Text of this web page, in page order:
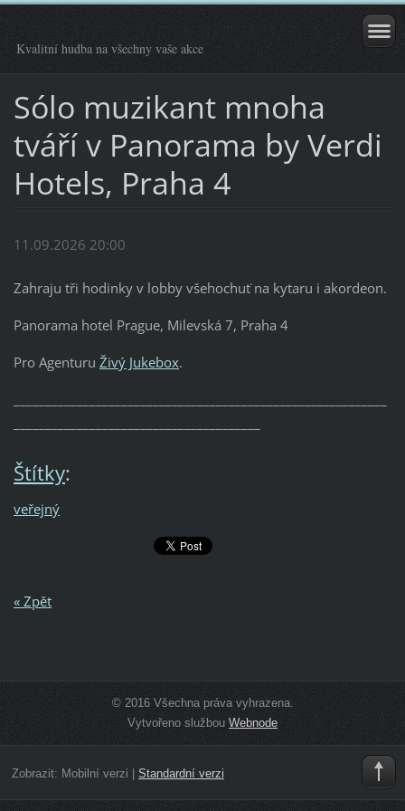
Kvalitní hudba na všechny vaše akce
Sólo muzikant mnoha
tváří v Panorama by Verdi
Hotels, Praha 4
11.09.2026 20:00
Zahraju tři hodinky v lobby všehochuť na kytaru i akordeon.
Panorama hotel Prague, Milevská 7, Praha 4
Pro Agenturu Živý Jukebox.
Štítky:
veřejný
« Zpět
© 2016 Všechna práva vyhrazena.
Vytvořeno službou Webnode
Zobrazit: Mobilní verzi Standardní verzi